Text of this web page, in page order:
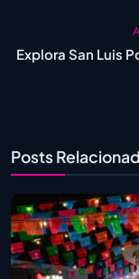
Explora San Luis
Posts